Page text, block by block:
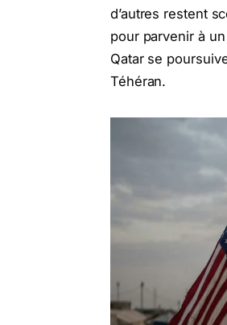
d’autres restent
pour parvenir à
Qatar se
Téhéran.